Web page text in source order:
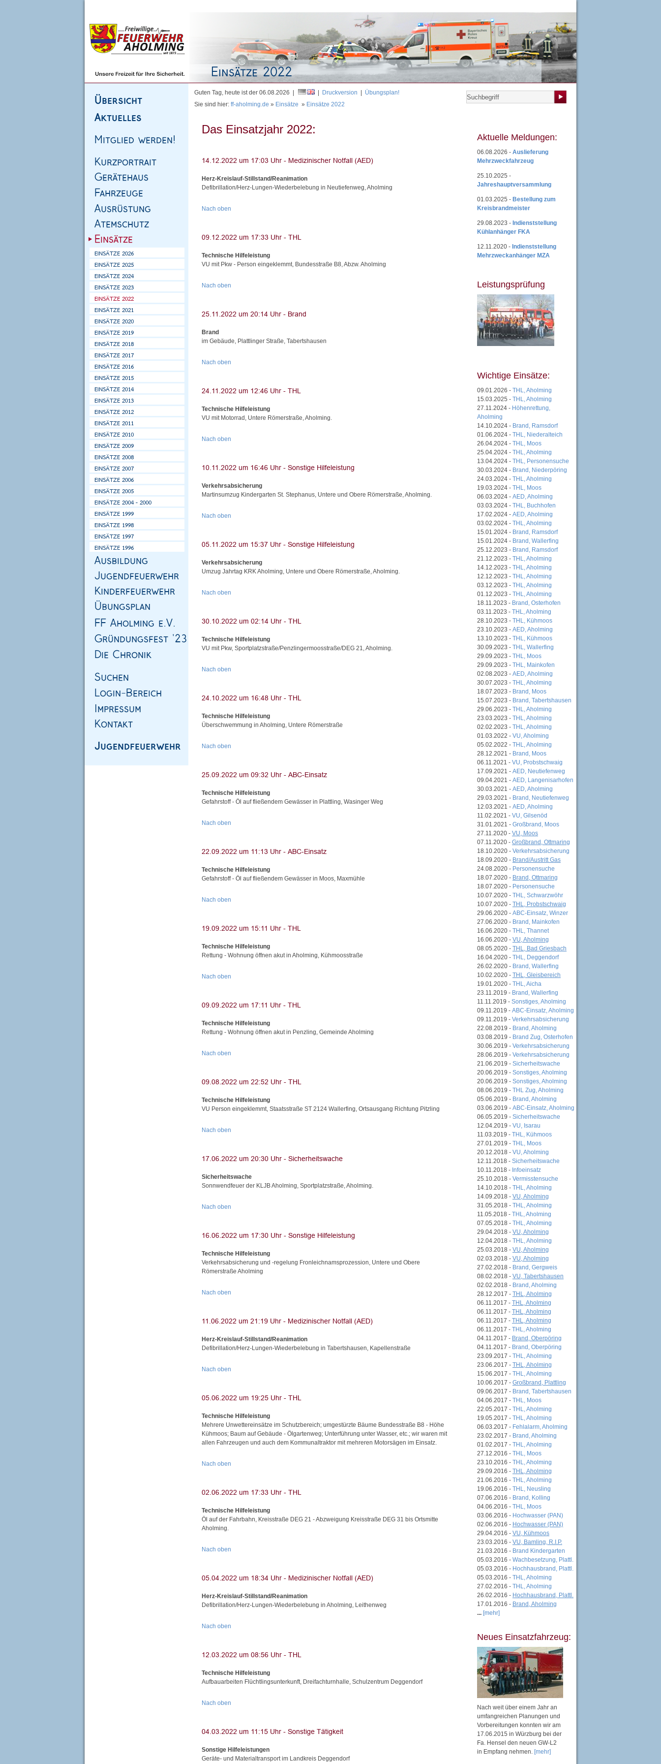
Guten Tag, heute ist der 06.08.2026 | Druckversion
Übungsplan!
Sie sind hier: ff-aholming.de » Einsätze » Einsätze 2022
Das Einsatzjahr 2022:
Herz-Kreislauf-Stillstand/Reanimation
Defibrillation/Herz-Lungen-Wiederbelebung in Neutiefenweg, Aholming
Nach oben
Technische Hilfeleistung
VU mit Pkw - Person eingeklemmt, Bundesstraße B8, Abzw. Aholming
Nach oben
Brand
im Gebäude, Plattlinger Straße, Tabertshausen
Nach oben
Technische Hilfeleistung
VU mit Motorrad, Untere Römerstraße, Aholming.
Nach oben
Verkehrsabsicherung
Martinsumzug Kindergarten St. Stephanus, Untere und Obere Römerstraße, Aholming.
Nach oben
Verkehrsabsicherung
Umzug Jahrtag KRK Aholming, Untere und Obere Römerstraße, Aholming.
Nach oben
Technische Hilfeleistung
VU mit Pkw, Sportplatzstraße/Penzlingermoosstraße/DEG 21, Aholming.
Nach oben
Technische Hilfeleistung
Überschwemmung in Aholming, Untere Römerstraße
Nach oben
Technische Hilfeleistung
Gefahrstoff - Öl auf fließendem Gewässer in Plattling, Wasinger Weg
Nach oben
Technische Hilfeleistung
Gefahrstoff - Öl auf fließendem Gewässer in Moos, Maxmühle
Nach oben
Technische Hilfeleistung
Rettung - Wohnung öffnen akut in Aholming, Kühmoosstraße
Nach oben
Technische Hilfeleistung
Rettung - Wohnung öffnen akut in Penzling, Gemeinde Aholming
Nach oben
Technische Hilfeleistung
VU Person eingeklemmt, Staatsstraße ST 2124 Wallerfing, Ortsausgang Richtung Pitzling
Nach oben
Sicherheitswache
Sonnwendfeuer der KLJB Aholming, Sportplatzstraße, Aholming.
Nach oben
Technische Hilfeleistung
Verkehrsabsicherung und -regelung Fronleichnamsprozession, Untere und Obere
Römerstraße Aholming
Nach oben
Herz-Kreislauf-Stillstand/Reanimation
Defibrillation/Herz-Lungen-Wiederbelebung in Tabertshausen, Kapellenstraße
Nach oben
Technische Hilfeleistung
Mehrere Unwettereinsätze im Schutzbereich; umgestürzte Bäume Bundesstraße B8 - Höhe
Kühmoos; Baum auf Gebäude - Ölgartenweg; Unterführung unter Wasser, etc.; wir waren mit
allen Fahrzeugen und auch dem Kommunaltraktor mit mehreren Motorsägen im Einsatz.
Nach oben
Technische Hilfeleistung
Öl auf der Fahrbahn, Kreisstraße DEG 21 - Abzweigung Kreisstraße DEG 31 bis Ortsmitte
Aholming.
Nach oben
Herz-Kreislauf-Stillstand/Reanimation
Defibrillation/Herz-Lungen-Wiederbelebung in Aholming, Leithenweg
Nach oben
Technische Hilfeleistung
Aufbauarbeiten Flüchtlingsunterkunft, Dreifachturnhalle, Schulzentrum Deggendorf
Nach oben
Sonstige Hilfeleistungen
Geräte- und Materialtransport im Landkreis Deggendorf
Aktuelle Meldungen:
06.08.2026 - Auslieferung
Mehrzweckfahrzeug
25.10.2025 -
Jahreshauptversammlung
01.03.2025 - Bestellung zum
Kreisbrandmeister
29.08.2023 - Indienststellung
Kühlanhänger FKA
12.11.2020 - Indienststellung
Mehrzweckanhänger MZA
Leistungsprüfung
Wichtige Einsätze:
09.01.2026 - THL, Aholming
15.03.2025 - THL, Aholming
27.11.2024 - Höhenrettung,
Aholming
14.10.2024 - Brand, Ramsdorf
01.06.2024 - THL, Niederalteich
26.04.2024 - THL, Moos
25.04.2024 - THL, Aholming
13.04.2024 - THL, Personensuche
30.03.2024 - Brand, Niederpöring
24.03.2024 - THL, Aholming
19.03.2024 - THL, Moos
06.03.2024 - AED, Aholming
03.03.2024 - THL, Buchhofen
17.02.2024 - AED, Aholming
03.02.2024 - THL, Aholming
15.01.2024 - Brand, Ramsdorf
15.01.2024 - Brand, Wallerfing
25.12.2023 - Brand, Ramsdorf
21.12.2023 - THL, Aholming
14.12.2023 - THL, Aholming
12.12.2023 - THL, Aholming
03.12.2023 - THL, Aholming
01.12.2023 - THL, Aholming
18.11.2023 - Brand, Osterhofen
03.11.2023 - THL, Aholming
28.10.2023 - THL, Kühmoos
23.10.2023 - AED, Aholming
13.10.2023 - THL, Kühmoos
30.09.2023 - THL, Wallerfing
29.09.2023 - THL, Moos
29.09.2023 - THL, Mainkofen
02.08.2023 - AED, Aholming
30.07.2023 - THL, Aholming
18.07.2023 - Brand, Moos
15.07.2023 - Brand, Tabertshausen
29.06.2023 - THL, Aholming
23.03.2023 - THL, Aholming
02.02.2023 - THL, Aholming
01.03.2022 - VU, Aholming
05.02.2022 - THL, Aholming
28.12.2021 - Brand, Moos
06.11.2021 - VU, Probstschwaig
17.09.2021 - AED, Neutiefenweg
09.04.2021 - AED, Langenisarhofen
30.03.2021 - AED, Aholming
29.03.2021 - Brand, Neutiefenweg
12.03.2021 - AED, Aholming
11.02.2021 - VU, Gilsenöd
31.01.2021 - Großbrand, Moos
27.11.2020 - VU, Moos
07.11.2020 - Großbrand, Ottmaring
18.10.2020 - Verkehrsabsicherung
18.09.2020 - Brand/Austritt Gas
24.08.2020 - Personensuche
18.07.2020 - Brand, Ottmaring
18.07.2020 - Personensuche
10.07.2020 - THL, Schwarzwöhr
10.07.2020 - THL, Probstschwaig
29.06.2020 - ABC-Einsatz, Winzer
27.06.2020 - Brand, Mainkofen
16.06.2020 - THL, Thannet
16.06.2020 - VU, Aholming
08.05.2020 - THL, Bad Griesbach
16.04.2020 - THL, Deggendorf
26.02.2020 - Brand, Wallerfing
10.02.2020 - THL, Gleisbereich
19.01.2020 - THL, Aicha
23.11.2019 - Brand, Wallerfing
11.11.2019 - Sonstiges, Aholming
09.11.2019 - ABC-Einsatz, Aholming
09.11.2019 - Verkehrsabsicherung
22.08.2019 - Brand, Aholming
03.08.2019 - Brand Zug, Osterhofen
30.06.2019 - Verkehrsabsicherung
28.06.2019 - Verkehrsabsicherung
21.06.2019 - Sicherheitswache
20.06.2019 - Sonstiges, Aholming
20.06.2019 - Sonstiges, Aholming
08.06.2019 - THL Zug, Aholming
05.06.2019 - Brand, Aholming
03.06.2019 - ABC-Einsatz, Aholming
06.05.2019 - Sicherheitswache
12.04.2019 - VU, Isarau
11.03.2019 - THL, Kühmoos
27.01.2019 - THL, Moos
20.12.2018 - VU, Aholming
12.11.2018 - Sicherheitswache
10.11.2018 - Infoeinsatz
25.10.2018 - Vermisstensuche
14.10.2018 - THL, Aholming
14.09.2018 - VU, Aholming
31.05.2018 - THL, Aholming
11.05.2018 - THL, Aholming
07.05.2018 - THL, Aholming
29.04.2018 - VU, Aholming
12.04.2018 - THL, Aholming
25.03.2018 - VU, Aholming
02.03.2018 - VU, Aholming
27.02.2018 - Brand, Gergweis
08.02.2018 - VU, Tabertshausen
02.02.2018 - Brand, Aholming
28.12.2017 - THL, Aholming
06.11.2017 - THL, Aholming
06.11.2017 - THL, Aholming
06.11.2017 - THL, Aholming
06.11.2017 - THL, Aholming
04.11.2017 - Brand, Oberpöring
04.11.2017 - Brand, Oberpöring
23.09.2017 - THL, Aholming
23.06.2017 - THL, Aholming
15.06.2017 - THL, Aholming
10.06.2017 - Großbrand, Plattling
09.06.2017 - Brand, Tabertshausen
04.06.2017 - THL, Moos
22.05.2017 - THL, Aholming
19.05.2017 - THL, Aholming
06.03.2017 - Fehlalarm, Aholming
23.02.2017 - Brand, Aholming
01.02.2017 - THL, Aholming
27.12.2016 - THL, Moos
23.10.2016 - THL, Aholming
29.09.2016 - THL, Aholming
21.06.2016 - THL, Aholming
19.06.2016 - THL, Neusling
07.06.2016 - Brand, Kolling
04.06.2016 - THL, Moos
03.06.2016 - Hochwasser (PAN)
02.06.2016 - Hochwasser (PAN)
29.04.2016 - VU, Kühmoos
23.03.2016 - VU, Bamling, R.I.P.
21.03.2016 - Brand Kindergarten
05.03.2016 - Wachbesetzung, Plattl.
05.03.2016 - Hochhausbrand, Plattl.
05.03.2016 - THL, Aholming
27.02.2016 - THL, Aholming
26.02.2016 - Hochhausbrand, Plattl.
17.01.2016 - Brand, Aholming
... [mehr]
Neues Einsatzfahrzeug:
Nach weit über einem Jahr an
umfangreichen Planungen und
Vorbereitungen konnten wir am
17.06.2015 in Würzburg bei der
Fa. Hensel den neuen GW-L2
in Empfang nehmen. [mehr]